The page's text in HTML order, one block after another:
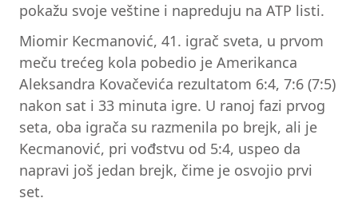
pokažu svoje veštine i napreduju na ATP listi.
Miomir Kecmanović, 41. igrač sveta, u prvom
meču trećeg kola pobedio je Amerikanca
Aleksandra Kovačevića rezultatom 6:4, 7:6 (7:5)
nakon sat i 33 minuta igre. U ranoj fazi prvog
seta, oba igrača su razmenila po brejk, ali je
Kecmanović, pri vođstvu od 5:4, uspeo da
napravi još jedan brejk, čime je osvojio prvi
set.